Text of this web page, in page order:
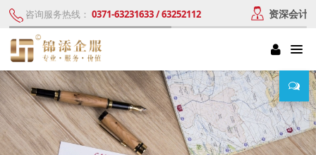
咨询服务热线： 0371-63231633 / 63252112 资深会计